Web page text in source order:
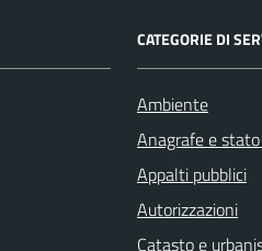
CATEGORIE DI
Ambiente
Anagrafe e
Appalti pubblici
Autorizzazioni
Catasto e